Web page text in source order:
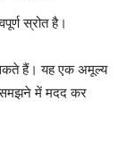
स्रोत है।
हैं। यह एक अमूल्य
समझने में मदद कर